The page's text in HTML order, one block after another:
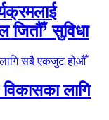
जितौँ’ सुविधा
लागि